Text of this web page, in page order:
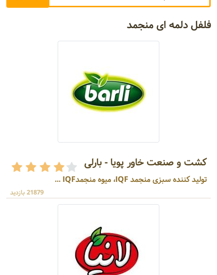
فلفل دلمه ای منجمد
کشت و صنعت خاور پویا - بارلی
تولید کننده سبزی منجمد IQF، میوه منجمدIQF ...
21879 بازدید